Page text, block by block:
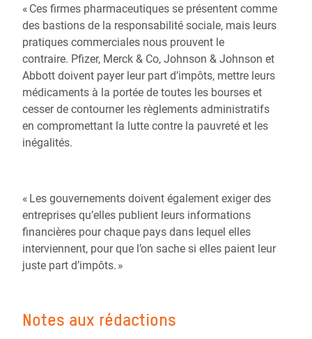
« Ces firmes pharmaceutiques se présentent comme
des bastions de la responsabilité sociale, mais leurs
pratiques commerciales nous prouvent le
contraire. Pfizer, Merck & Co, Johnson & Johnson et
Abbott doivent payer leur part d’impôts, mettre leurs
médicaments à la portée de toutes les bourses et
cesser de contourner les règlements administratifs
en compromettant la lutte contre la pauvreté et les
inégalités.
« Les gouvernements doivent également exiger des
entreprises qu’elles publient leurs informations
financières pour chaque pays dans lequel elles
interviennent, pour que l’on sache si elles paient leur
juste part d’impôts. »
Notes aux rédactions